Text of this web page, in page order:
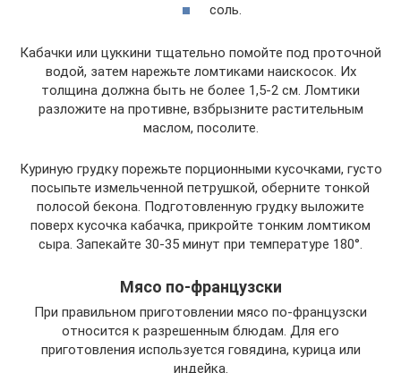
соль.
Кабачки или цуккини тщательно помойте под проточной
водой, затем нарежьте ломтиками наискосок. Их
толщина должна быть не более 1,5-2 см. Ломтики
разложите на противне, взбрызните растительным
маслом, посолите.
Куриную грудку порежьте порционными кусочками, густо
посыпьте измельченной петрушкой, оберните тонкой
полосой бекона. Подготовленную грудку выложите
поверх кусочка кабачка, прикройте тонким ломтиком
сыра. Запекайте 30-35 минут при температуре 180°.
Мясо по-французски
При правильном приготовлении мясо по-французски
относится к разрешенным блюдам. Для его
приготовления используется говядина, курица или
индейка.